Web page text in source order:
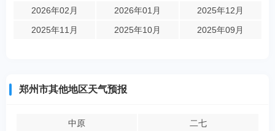
2026年02月
2026年01月
2025年12月
2025年11月
2025年10月 2025年09月
郑州市其他地区天气预报
中原
二七